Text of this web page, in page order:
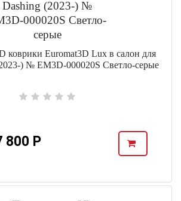
коврики Euromat3D Lux в салон для
) № EM3D-000020S Светло-серые
800 Р